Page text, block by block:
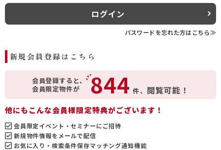
ログイン
パスワードを忘れた方はこちら≫
新規会員登録はこちら
会員登録すると、
会員限定物件が
844 件、 閲覧可能！
他にもこんな会員様限定特典がございます！
会員限定イベント・セミナーにご招待
新規物件情報をメールで配信
お気に入り・検索条件保存マッチング通知機能